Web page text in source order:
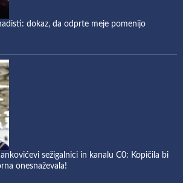
dokaz, da odprte meje pomenijo
sežigalnici in kanalu C0: Kopičila bi
onesnaževala!